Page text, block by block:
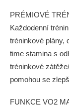
PRÉMIOVÉ
Každodenní
tréninkové plány,
time stamina s
tréninkové
pomohou se
FUNKCE VO2